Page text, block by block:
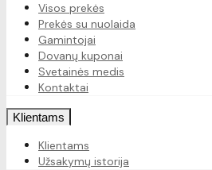
Visos prekės
Prekės su nuolaida
Gamintojai
Dovanų kuponai
Svetainės medis
Kontaktai
Klientams
Klientams
Užsakymų istorija